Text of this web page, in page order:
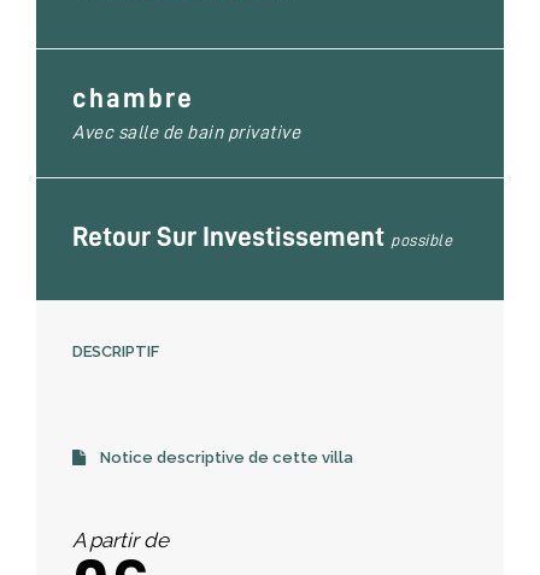
DESCRIPTIF
Notice descriptive de cette villa
A partir de
chambre
Avec salle de bain privative
Retour Sur Investissement possible